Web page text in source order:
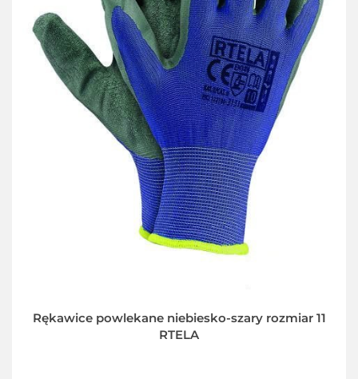
Rękawice powlekane niebiesko-szary rozmiar 11
RTELA